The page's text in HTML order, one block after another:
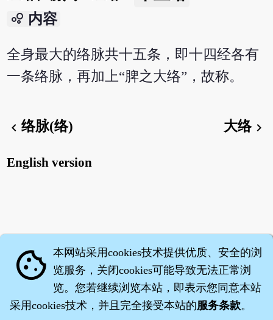
bubble_chart 内容
全身最大的络脉共十五条，即十四经各有
一条络脉，再加上“脾之大络”，故称。
chevron_left络脉(络) 大络chevron_right
English version
cookie 本网站采用cookies技术提供优质、安全的浏
览服务，关闭cookies可能导致无法正常浏
览。您若继续浏览本站，即表示您同意本站
采用cookies技术，并且完全接受本站的服务条款。